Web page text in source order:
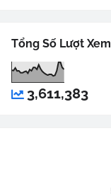
Tổng Số Lượt Xem
3,611,383